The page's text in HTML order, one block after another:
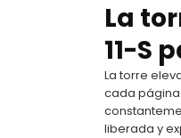
La
11-S
La torre
cada
liberada y